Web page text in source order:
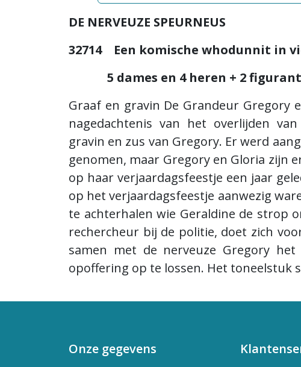
DE NERVEUZE SPEURNEUS
32714 Een komische whodunnit in
5 dames en 4 heren + 2
Graaf en gravin De Grandeur Gregory
nagedachtenis van het overlijden
gravin en zus van Gregory. Er werd
genomen, maar Gregory en Gloria zijn
op haar verjaardagsfeestje een jaar
op het verjaardagsfeestje aanwezig
te achterhalen wie Geraldine de strop
rechercheur bij de politie, doet zich
samen met de nerveuze Gregory
opoffering op te lossen. Het toneelstuk
Onze gegevens